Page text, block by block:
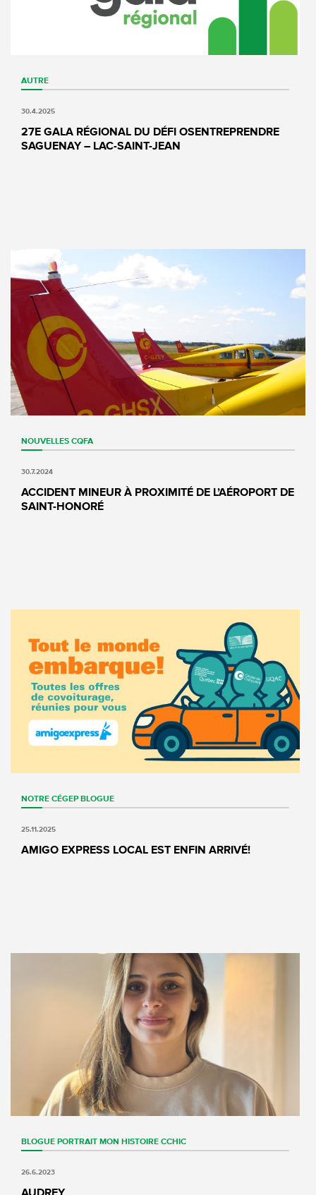
AUTRE
30.4.2025
27E GALA RÉGIONAL DU DÉFI OSENTREPRENDRE
SAGUENAY – LAC-SAINT-JEAN
NOUVELLES CQFA
30.7.2024
ACCIDENT MINEUR À PROXIMITÉ DE L’AÉROPORT DE
SAINT-HONORÉ
NOTRE CÉGEP BLOGUE
25.11.2025
AMIGO EXPRESS LOCAL EST ENFIN ARRIVÉ!
BLOGUE PORTRAIT MON HISTOIRE CCHIC
26.6.2023